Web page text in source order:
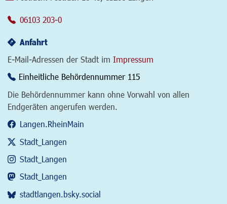
06103 203-0
Anfahrt
E-Mail-Adressen der Stadt im Impressum
Einheitliche Behördennummer 115
Die Behördennummer kann ohne Vorwahl von allen
Endgeräten angerufen werden.
Langen.RheinMain
Stadt_Langen
Stadt_Langen
Stadt_Langen
stadtlangen.bsky.social